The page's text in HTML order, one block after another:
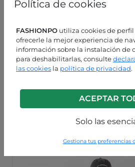
Política de cookies
FASHIONPO utiliza cookies de perfil
ofrecerle la mejor experiencia de
información sobre la instalación de
para deshabilitarlas, consulte
las cookies la política de privacidad.
ACEPTAR
Solo las
Gestiona tus preferencias